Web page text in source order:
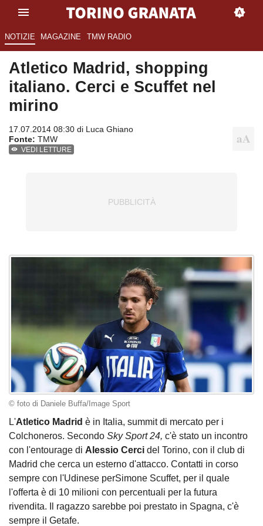
NOTIZIE MAGAZINE TMW RADIO
Atletico Madrid, shopping
italiano. Cerci e Scuffet nel
mirino
17.07.2014 08:30 di Luca Ghiano
Fonte: TMW
VEDI LETTURE
© foto di Daniele Buffa/Image Sport
L'Atletico Madrid è in Italia, summit di mercato per i
Colchoneros. Secondo Sky Sport 24, c'è stato un incontro
con l'entourage di Alessio Cerci del Torino, con il club di
Madrid che cerca un esterno d'attacco. Contatti in corso
sempre con l'Udinese perSimone Scuffet, per il quale
l'offerta è di 10 milioni con percentuali per la futura
rivendita. Il ragazzo sarebbe poi prestato in Spagna, c'è
sempre il Getafe.